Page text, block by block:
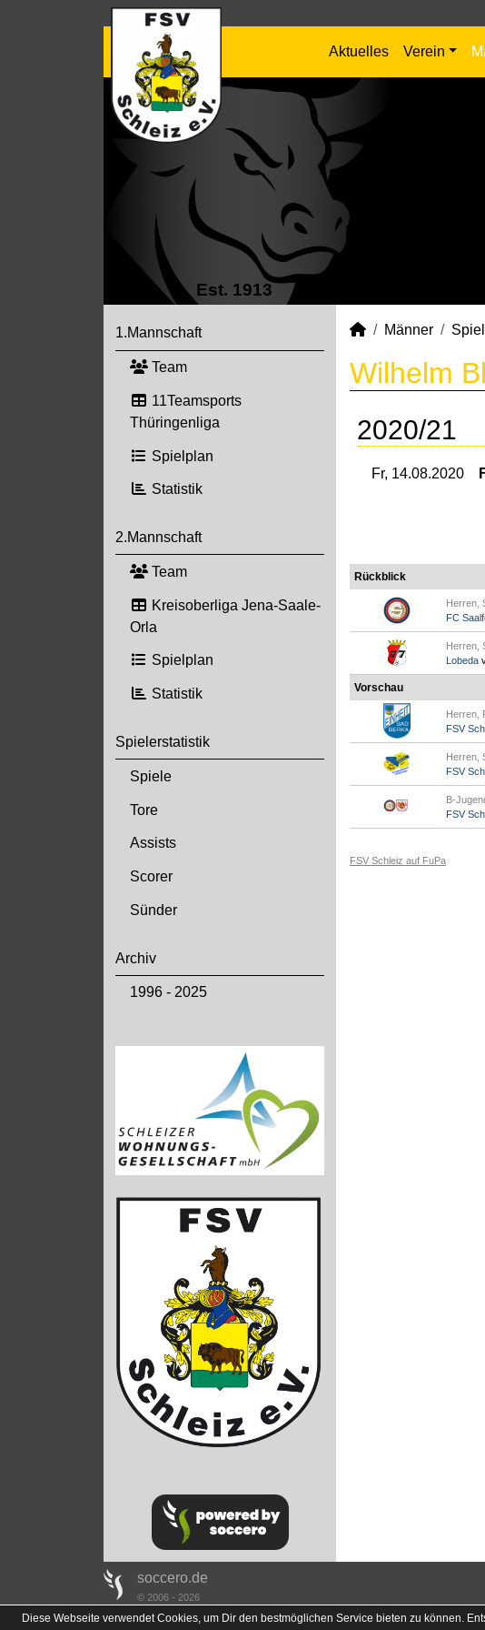
Aktuelles Verein
Est. 1913
1.Mannschaft
Team
11Teamsports
Thüringenliga
Spielplan
Statistik
2.Mannschaft
Team
Kreisoberliga Jena-Saale-
Orla
Spielplan
Statistik
Spielerstatistik
Spiele
Tore
Assists
Scorer
Sünder
Archiv
1996 - 2025
Männer
Wilhelm
2020/21
Fr, 14.08.2020
Rückblick
Herren,
FC
Herren,
Lobeda
Vorschau
Herren,
FSV
Herren,
FSV
B-
FSV
FSV Schleiz auf FuPa
soccero.de
© 2006 - 2026
Diese Webseite verwendet Cookies, um Dir den bestmöglichen Service bieten zu können.